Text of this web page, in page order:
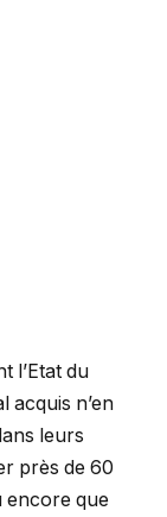
l’Etat du
acquis n’en
leurs
près de 60
encore que